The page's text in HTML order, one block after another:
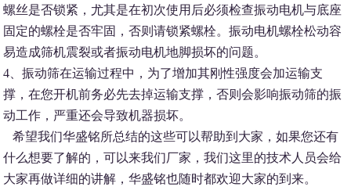
螺丝是否锁紧，尤其是在初次使用后必须检查振动电机与底座
固定的螺栓是否牢固，否则请锁紧螺栓。振动电机螺栓松动容
易造成筛机震裂或者振动电机地脚损坏的问题。
4、振动筛在运输过程中，为了增加其刚性强度会加运输支
撑，在您开机前务必先去掉运输支撑，否则会影响振动筛的振
动工作，严重还会导致机器损坏。
希望我们华盛铭所总结的这些可以帮助到大家，如果您还有
什么想要了解的，可以来我们厂家，我们这里的技术人员会给
大家再做详细的讲解，华盛铭也随时都欢迎大家的到来。